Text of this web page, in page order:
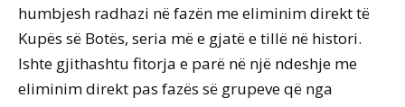
humbjesh radhazi në fazën me eliminim direkt të
Kupës së Botës, seria më e gjatë e tillë në histori.
Ishte gjithashtu fitorja e parë në një ndeshje me
eliminim direkt pas fazës së grupeve që nga